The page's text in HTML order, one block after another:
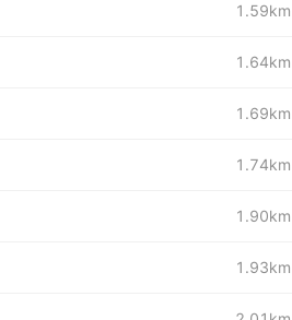
1.59km
1.64km
1.69km
1.74km
1.90km
1.93km